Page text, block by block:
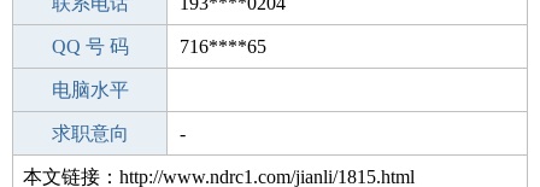
手机号码 193****0204
QQ 号 码 716****65
微信号码
电脑水平
外语水平
求职意向 -
本文链接：http://www.ndrc1.com/jianli/1815.html